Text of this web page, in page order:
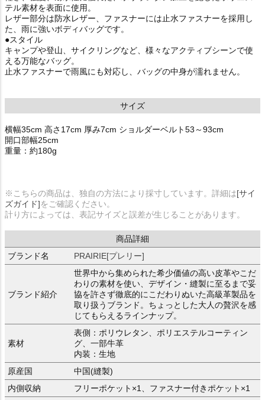
テル素材を表面に使用。
レザー部分は防水レザー、ファスナーには止水ファスナーを採用し
た、雨に強いボディバッグです。
●スタイル
キャンプや登山、サイクリングなど、様々なアクティブシーンで使
える万能なバッグ。
止水ファスナーで雨風にも対応し、バッグの中身が濡れません。
サイズ
横幅35cm 高さ17cm 厚み7cm ショルダーベルト53～93cm
開口部幅25cm
重量：約180g
※こちらの商品は、独自の方法により採寸しています。詳細は[サイ
ズガイド]をご確認ください。
計り方によっては、表記サイズと誤差が生じることがあります。
商品詳細
ブランド名
PRAIRIE[プレリー]
ブランド紹介
世界中から集められた希少価値の高い皮革やこだ
わりの素材を使い、デザイン・縫製に至るまで妥
協を許さず徹底的にこだわりぬいた高級革製品を
取り扱うブランド。ちょっとした大人の贅沢を感
じてもらえるラインナップ。
素材
表側：ポリウレタン、ポリエステルコーティン
グ、一部牛革
内装：生地
原産国
中国(縫製)
内側収納
フリーポケット×1、ファスナー付きポケット×1